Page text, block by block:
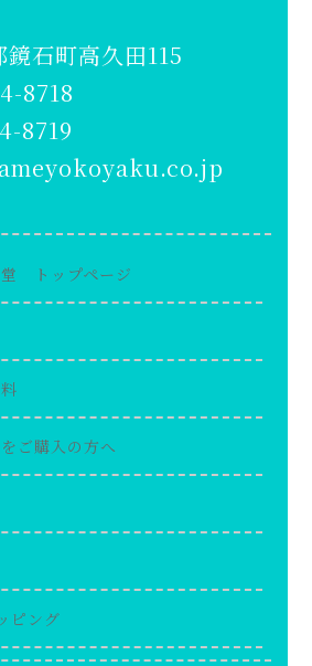
石町高久田115
8718
8719
堂 トップページ
ご購入の方へ
ピング